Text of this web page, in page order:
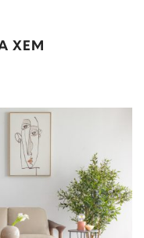
XEM